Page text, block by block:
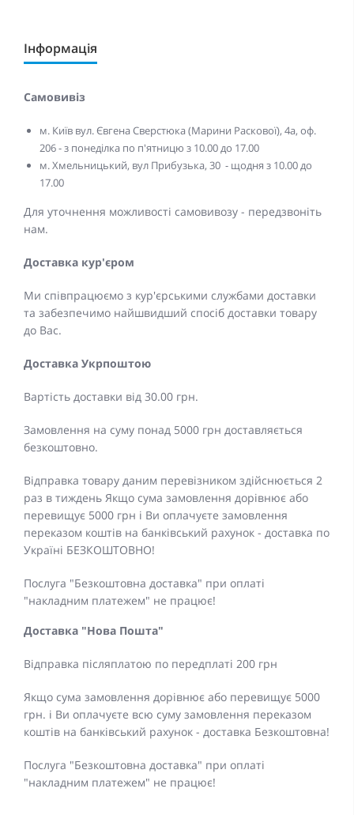
Інформація
Самовивіз
м. Київ вул. Євгена Сверстюка (Марини Раскової), 4а, оф.
206 - з понеділка по п'ятницю з 10.00 до 17.00
м. Хмельницький, вул Прибузька, 30 - щодня з 10.00 до
17.00
Для уточнення можливості самовивозу - передзвоніть
нам.
Доставка кур'єром
Ми співпрацюємо з кур'єрськими службами доставки
та забезпечимо найшвидший спосіб доставки товару
до Вас.
Доставка Укрпоштою
Вартість доставки від 30.00 грн.
Замовлення на суму понад 5000 грн доставляється
безкоштовно.
Відправка товару даним перевізником здійснюється 2
раз в тиждень Якщо сума замовлення дорівнює або
перевищує 5000 грн і Ви оплачуєте замовлення
переказом коштів на банківський рахунок - доставка по
Україні БЕЗКОШТОВНО!
Послуга "Безкоштовна доставка" при оплаті
"накладним платежем" не працює!
Доставка "Нова Пошта"
Відправка післяплатою по передплаті 200 грн
Якщо сума замовлення дорівнює або перевищує 5000
грн. і Ви оплачуєте всю суму замовлення переказом
коштів на банківський рахунок - доставка Безкоштовна!
Послуга "Безкоштовна доставка" при оплаті
"накладним платежем" не працює!